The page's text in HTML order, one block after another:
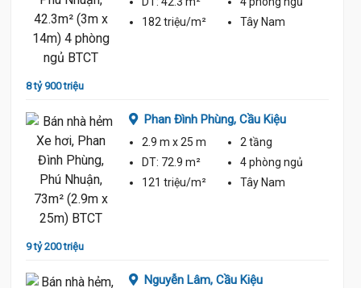
8 tỷ 900 triệu
182 triệu/m²
Tây Nam
9 tỷ 200 triệu
Phan Đình Phùng, Cầu Kiệu
2.9 m x 25 m
2 tầng
DT: 72.9 m² 4 phòng ngủ
121 triệu/m²
Tây Nam
Nguyễn Lâm, Cầu Kiệu